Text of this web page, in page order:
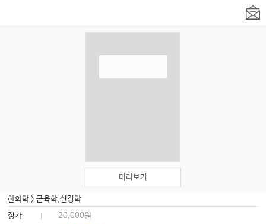
미리보기
한의학 >근육학,신경학
정가
20,000원